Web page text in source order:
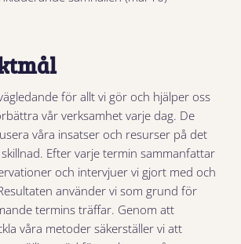
för allt vi gör och hjälper oss
vår verksamhet varje dag. De
våra insatser och resurser på det
Efter varje termin sammanfattar
och intervjuer vi gjort med och
använder vi som grund för
termins träffar. Genom att
våra metoder säkerställer vi att